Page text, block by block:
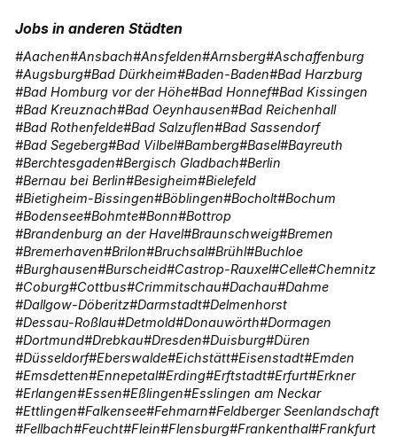
Jobs in anderen Städten
Aachen Ansbach Ansfelden Arnsberg Aschaffenburg
Augsburg Bad Dürkheim Baden-Baden Bad Harzburg
Bad Homburg vor der Höhe Bad Honnef Bad Kissingen
Bad Kreuznach Bad Oeynhausen Bad Reichenhall
Bad Rothenfelde Bad Salzuflen Bad Sassendorf
Bad Segeberg Bad Vilbel Bamberg Basel Bayreuth
Berchtesgaden Bergisch Gladbach Berlin
Bernau bei Berlin Besigheim Bielefeld
Bietigheim-Bissingen Böblingen Bocholt Bochum
Bodensee Bohmte Bonn Bottrop
Brandenburg an der Havel Braunschweig Bremen
Bremerhaven Brilon Bruchsal Brühl Buchloe
Burghausen Burscheid Castrop-Rauxel Celle Chemnitz
Coburg Cottbus Crimmitschau Dachau Dahme
Dallgow-Döberitz Darmstadt Delmenhorst
Dessau-Roßlau Detmold Donauwörth Dormagen
Dortmund Drebkau Dresden Duisburg Düren
Düsseldorf Eberswalde Eichstätt Eisenstadt Emden
Emsdetten Ennepetal Erding Erftstadt Erfurt Erkner
Erlangen Essen Eßlingen Esslingen am Neckar
Ettlingen Falkensee Fehmarn Feldberger Seenlandschaft
Fellbach Feucht Flein Flensburg Frankenthal Frankfurt